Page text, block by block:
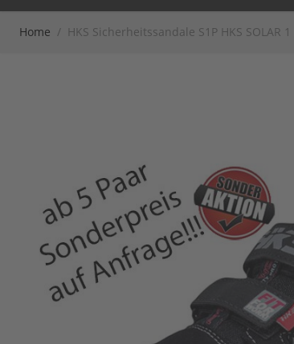
Home / HKS Sicherheitssandale S1P HKS SOLAR